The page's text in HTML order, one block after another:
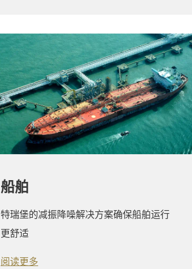
船舶
特瑞堡的减振降噪解决方案确保船舶运行
更舒适
阅读更多